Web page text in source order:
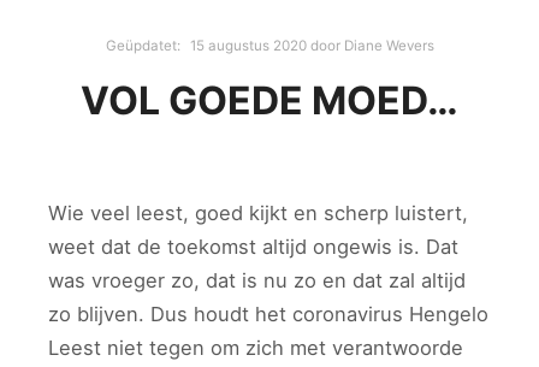
Geüpdatet: 15 augustus 2020door Diane Wevers
VOL GOEDE MOED…
Wie veel leest, goed kijkt en scherp luistert,
weet dat de toekomst altijd ongewis is. Dat
was vroeger zo, dat is nu zo en dat zal altijd
zo blijven. Dus houdt het coronavirus Hengelo
Leest niet tegen om zich met verantwoorde